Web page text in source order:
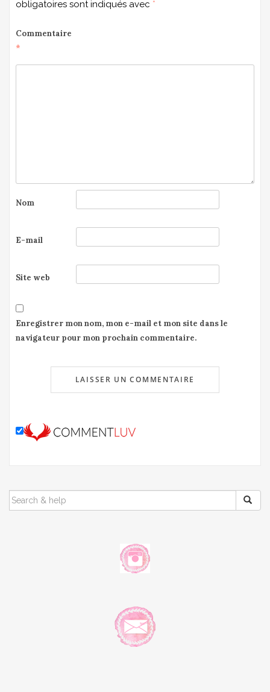
obligatoires sont indiqués avec *
Commentaire
*
Nom
E-mail
Site web
Enregistrer mon nom, mon e-mail et mon site dans le
navigateur pour mon prochain commentaire.
SEARCH
FOR: